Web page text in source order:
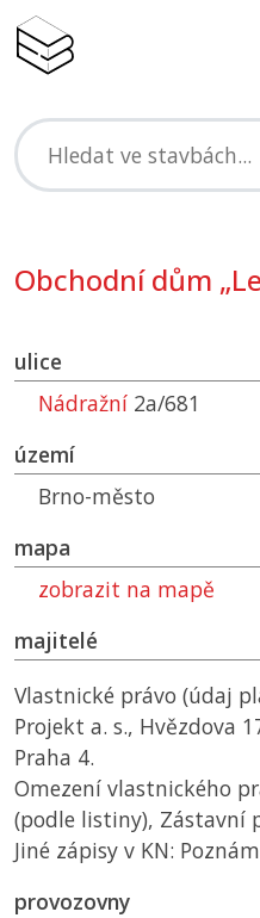
Obchodní dům
ulice
Nádražní 2a/681
území
Brno-město
mapa
zobrazit na mapě
majitelé
Vlastnické právo (údaj
Projekt a. s., Hvězdova
Praha 4.
Omezení vlastnického
(podle listiny), Zástavní
Jiné zápisy v KN:
provozovny